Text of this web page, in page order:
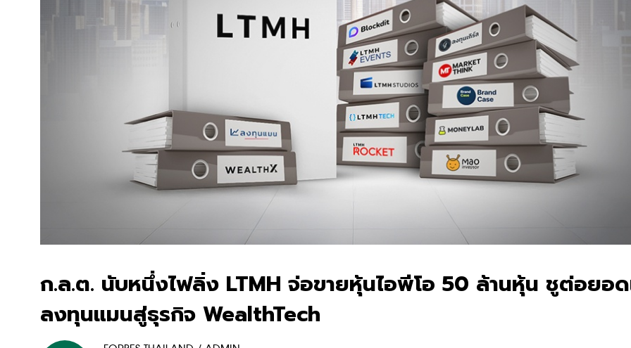
ก.ล.ต. นับหนึ่งไฟลิ่ง LTMH จ่อขายหุ้นไอพีโอ 50 ล้านหุ้น ชูต่อยอ
ลงทุนแมนสู่ธุรกิจ WealthTech